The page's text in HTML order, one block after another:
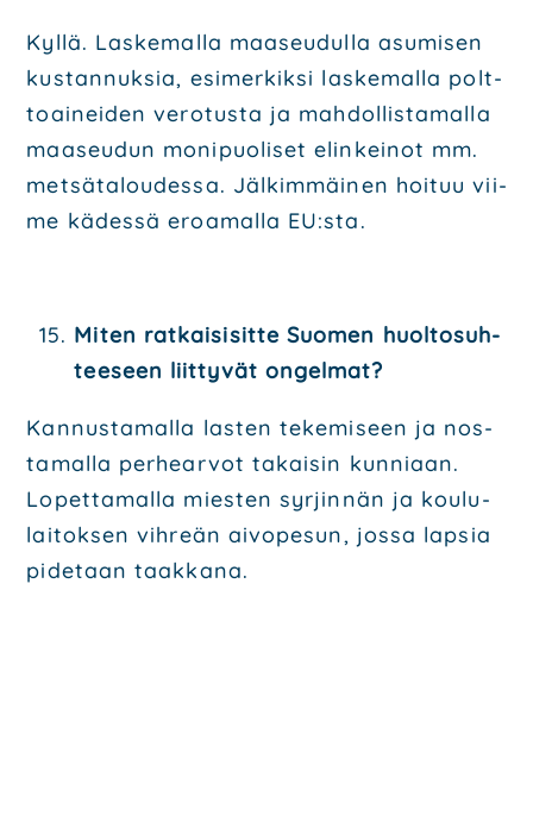
Kyl­lä. Las­ke­mal­la maa­seu­dul­la asu­mi­sen
kus­tan­nuk­sia, esi­mer­kik­si las­ke­mal­la polt­
toai­nei­den vero­tus­ta ja mah­dol­lis­ta­mal­la
maa­seu­dun moni­puo­li­set elin­kei­not mm.
met­sä­ta­lou­des­sa. Jäl­kim­mäi­nen hoi­tuu vii­
me kädes­sä eroa­mal­la EU:sta.
Miten rat­kai­si­sit­te Suo­men huol­to­suh­
tee­seen liit­ty­vät ongel­mat?
Kan­nus­ta­mal­la las­ten teke­mi­seen ja nos­
ta­mal­la per­hear­vot takai­sin kun­ni­aan.
Lopet­ta­mal­la mies­ten syr­jin­nän ja kou­lu­
lai­tok­sen vih­reän aivo­pe­sun, jos­sa lap­sia
pide­taan taak­ka­na.